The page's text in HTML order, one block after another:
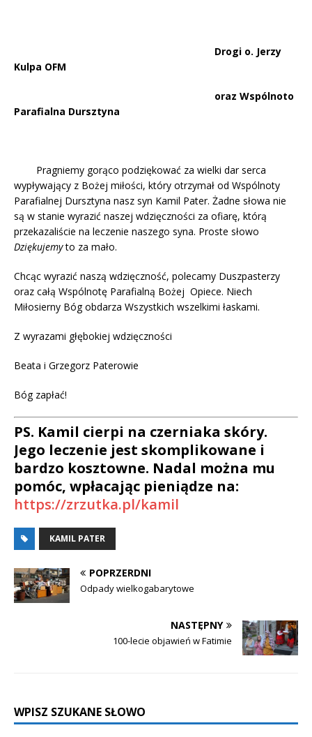
Drogi o. Jerzy
Kulpa OFM
oraz Wspólnoto
Parafialna Dursztyna
Pragniemy gorąco podziękować za wielki dar serca
wypływający z Bożej miłości, który otrzymał od Wspólnoty
Parafialnej Dursztyna nasz syn Kamil Pater. Żadne słowa nie
są w stanie wyrazić naszej wdzięczności za ofiarę, którą
przekazaliście na leczenie naszego syna. Proste słowo
Dziękujemyto za mało.
Chcąc wyrazić naszą wdzięczność, polecamy Duszpasterzy
oraz całą Wspólnotę Parafialną Bożej Opiece. Niech
Miłosierny Bóg obdarza Wszystkich wszelkimi łaskami.
Z wyrazami głębokiej wdzięczności
Beata i Grzegorz Paterowie
Bóg zapłać!
PS. Kamil cierpi na czerniaka skóry.
Jego leczenie jest skomplikowane i
bardzo kosztowne. Nadal można mu
pomóc, wpłacając pieniądze na:
https://zrzutka.pl/kamil
KAMIL PATER
POPRZERDNI
Odpady wielkogabarytowe
NASTĘPNY
100-lecie objawień w Fatimie
WPISZ SZUKANE SŁOWO